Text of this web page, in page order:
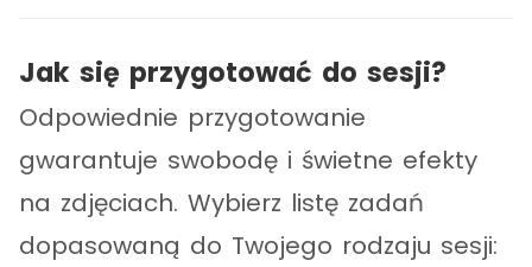
Jak się przygotować do sesji?
Odpowiednie przygotowanie
gwarantuje swobodę i świetne efekty
na zdjęciach. Wybierz listę zadań
dopasowaną do Twojego rodzaju sesji: